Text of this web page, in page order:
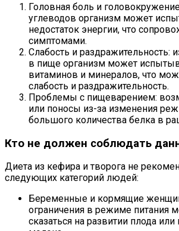
Головная боль и
углеводов организм может
недостаток энергии, что
симптомами.
Слабость и раздражительность:
в пище организм может
витаминов и минералов, что
слабость и раздражительность.
Проблемы с пищеварением:
или поносы из-за изменения
большого количества белка в
Кто не должен соблюдать
Диета из кефира и творога не
следующих категорий людей:
Беременные и кормящие
ограничения в режиме питания
сказаться на развитии плода или